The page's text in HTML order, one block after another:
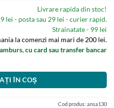
Livrare rapida din stoc!
lei - posta sau 29 lei - curier rapid.
Strainatate - 99 lei
la comenzi mai mari de 200 lei.
cu card sau transfer bancar
ÎN COȘ
Cod produs: ansa130